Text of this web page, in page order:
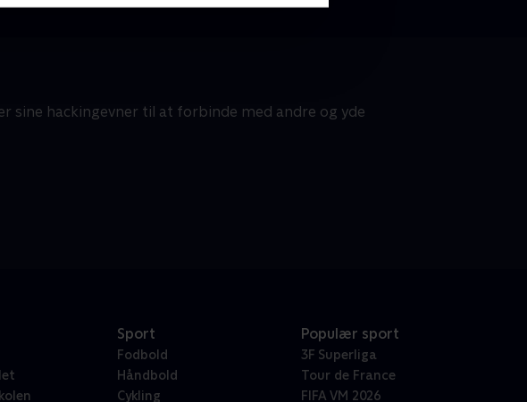
hackingevner til at forbinde med andre og yde
Sport
Fodbold
Håndbold
Cykling
Populær sport
3F Superliga
Tour de France
FIFA VM 2026